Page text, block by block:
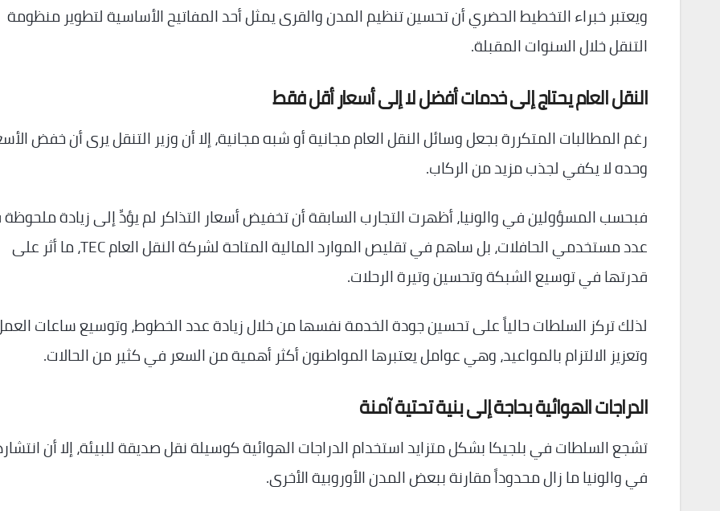
ويعتبر خبراء التخطيط الحضري أن تحسين تنظيم المدن والقرى يمثل أحد المفاتيح الأساسية لتطوير منظومة
التنقل خلال السنوات المقبلة.
النقل العام يحتاج إلى خدمات أفضل لا إلى أسعار أقل فقط
رغم المطالبات المتكررة بجعل وسائل النقل العام مجانية أو شبه مجانية، إلا أن وزير التنقل يرى أن خفض
وحده لا يكفي لجذب مزيد من الركاب.
فبحسب المسؤولين في والونيا، أظهرت التجارب السابقة أن تخفيض أسعار التذاكر لم يؤدِّ إلى زيادة
عدد مستخدمي الحافلات، بل ساهم في تقليص الموارد المالية المتاحة لشركة النقل العام TEC، ما أثر على
قدرتها في توسيع الشبكة وتحسين وتيرة الرحلات.
لذلك تركز السلطات حالياً على تحسين جودة الخدمة نفسها من خلال زيادة عدد الخطوط، وتوسيع ساعات
وتعزيز الالتزام بالمواعيد، وهي عوامل يعتبرها المواطنون أكثر أهمية من السعر في كثير من الحالات.
الدراجات الهوائية بحاجة إلى بنية تحتية آمنة
تشجع السلطات في بلجيكا بشكل متزايد استخدام الدراجات الهوائية كوسيلة نقل صديقة للبيئة، إلا أن
في والونيا ما زال محدوداً مقارنة ببعض المدن الأوروبية الأخرى.